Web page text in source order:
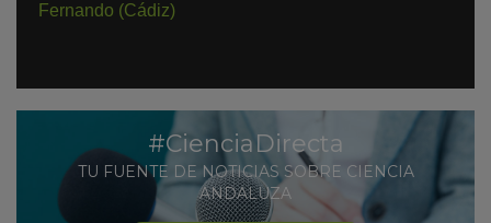
Fernando (Cádiz)
#CienciaDirecta
TU FUENTE DE NOTICIAS SOBRE CIENCIA
ANDALUZA